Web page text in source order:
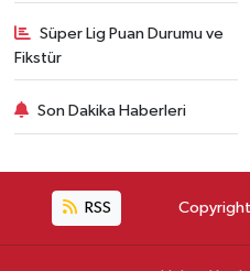
Süper Lig Puan Durumu ve
Fikstür
Son Dakika Haberleri
RSS Copyright